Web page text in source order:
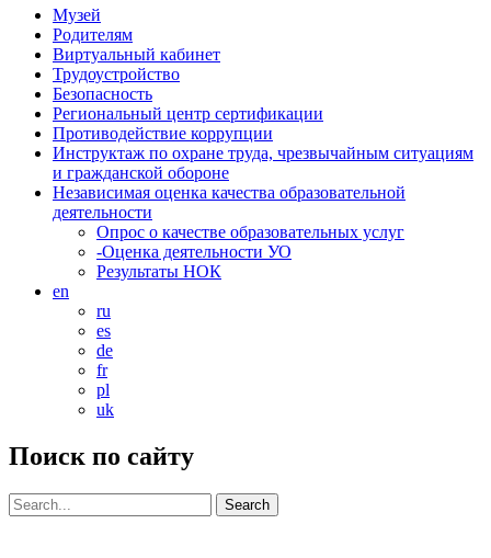
Музей
Родителям
Виртуальный кабинет
Трудоустройство
Безопасность
Региональный центр сертификации
Противодействие коррупции
Инструктаж по охране труда, чрезвычайным ситуациям
и гражданской обороне
Независимая оценка качества образовательной
деятельности
Опрос о качестве образовательных услуг
-Оценка деятельности УО
Результаты НОК
en
ru
es
de
fr
pl
uk
Поиск по сайту
Search
for: